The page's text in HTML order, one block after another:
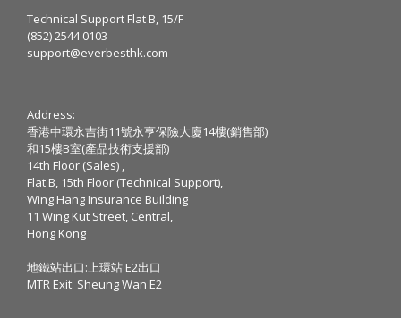
Technical Support Flat B, 15/F
(852) 2544 0103
support@everbesthk.com
Address:
香港中環永吉街11號永亨保險大廈14樓(銷售部)
和15樓B室(產品技術支援部)
14th Floor (Sales) ,
Flat B, 15th Floor (Technical Support),
Wing Hang Insurance Building
11 Wing Kut Street, Central,
Hong Kong
地鐵站出口:上環站 E2出口
MTR Exit: Sheung Wan E2